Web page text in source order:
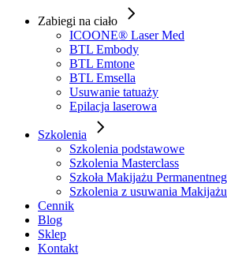
Zabiegi na ciało
ICOONE® Laser Med
BTL Embody
BTL Emtone
BTL Emsella
Usuwanie tatuaży
Epilacja laserowa
Szkolenia
Szkolenia podstawowe
Szkolenia Masterclass
Szkoła Makijażu
Szkolenia z usuwania
Cennik
Blog
Sklep
Kontakt